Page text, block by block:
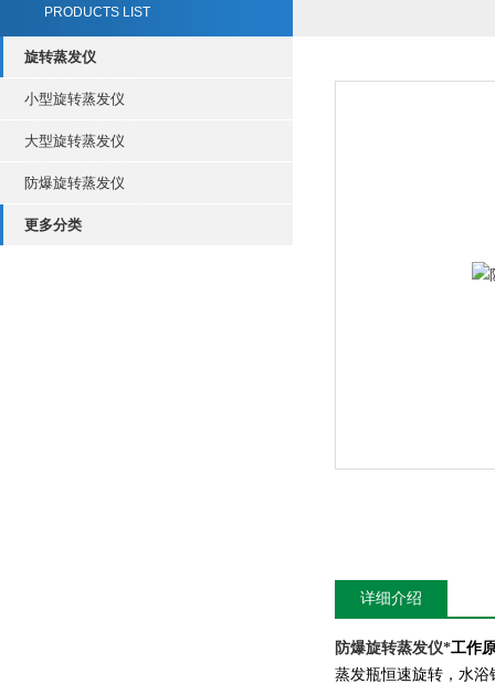
PRODUCTS LIST
旋转蒸发仪
小型旋转蒸发仪
大型旋转蒸发仪
防爆旋转蒸发仪
更多分类
详细介绍
防爆旋转蒸发仪*工作
蒸发瓶恒速旋转，水